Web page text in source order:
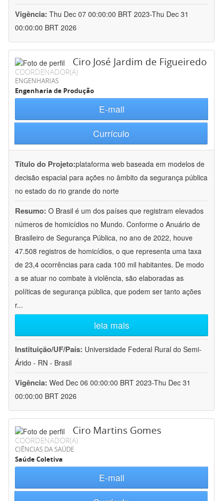
Vigência: Thu Dec 07 00:00:00 BRT 2023-Thu Dec 31
00:00:00 BRT 2026
Ciro José Jardim de Figueiredo
COORDENADOR(A)
ENGENHARIAS
Engenharia de Produção
E-mail
Currículo
Título do Projeto:plataforma web baseada em modelos de
decisão espacial para ações no âmbito da segurança pública
no estado do rio grande do norte
Resumo: O Brasil é um dos países que registram elevados
números de homicídios no Mundo. Conforme o Anuário de
Brasileiro de Segurança Pública, no ano de 2022, houve
47.508 registros de homicídios, o que representa uma taxa
de 23,4 ocorrências para cada 100 mil habitantes. De modo
a se atuar no combate à violência, são elaboradas as
políticas de segurança pública, que podem ser tanto ações
r...
leia mais
Instituição/UF/País: Universidade Federal Rural do Semi-
Árido - RN - Brasil
Vigência: Wed Dec 06 00:00:00 BRT 2023-Thu Dec 31
00:00:00 BRT 2026
Ciro Martins Gomes
COORDENADOR(A)
CIÊNCIAS DA SAÚDE
Saúde Coletiva
E-mail